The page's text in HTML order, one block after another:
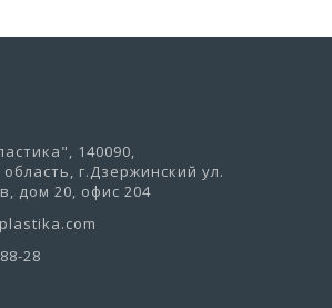
140090,
г.Дзержинский ул.
дом 20, офис 204
28